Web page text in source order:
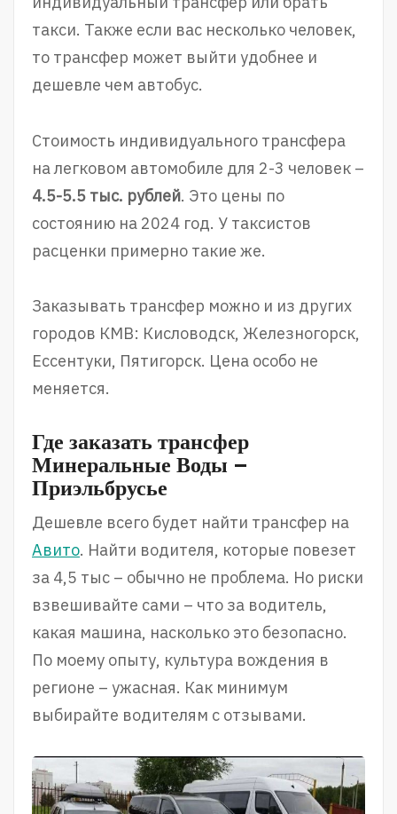
такси. Также если вас несколько человек,
то трансфер может выйти удобнее и
дешевле чем автобус.
Стоимость индивидуального трансфера
на легковом автомобиле для 2-3 человек –
4.5-5.5 тыс. рублей. Это цены по
состоянию на 2024 год. У таксистов
расценки примерно такие же.
Заказывать трансфер можно и из других
городов КМВ: Кисловодск, Железногорск,
Ессентуки, Пятигорск. Цена особо не
меняется.
Где заказать трансфер
Минеральные Воды –
Приэльбрусье
Дешевле всего будет найти трансфер на
Авито. Найти водителя, которые повезет
за 4,5 тыс – обычно не проблема. Но риски
взвешивайте сами – что за водитель,
какая машина, насколько это безопасно.
По моему опыту, культура вождения в
регионе – ужасная. Как минимум
выбирайте водителям с отзывами.